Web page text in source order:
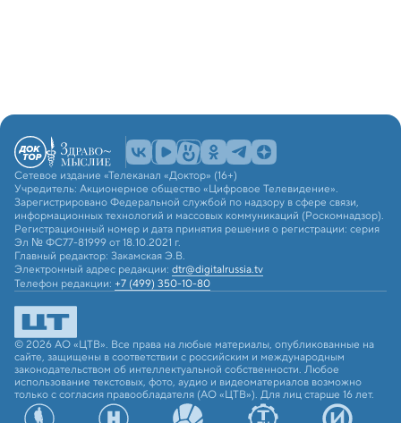
Сетевое издание «Телеканал «Доктор» (16+)
Учредитель: Акционерное общество «Цифровое Телевидение».
Зарегистрировано Федеральной службой по надзору в сфере связи,
информационных технологий и массовых коммуникаций (Роскомнадзор).
Регистрационный номер и дата принятия решения о регистрации: серия
Эл № ФС77-81999 от 18.10.2021 г.
Главный редактор: Закамская Э.В.
Электронный адрес редакции: dtr@digitalrussia.tv
Телефон редакции: +7 (499) 350-10-80
© 2026 АО «ЦТВ». Все права на любые материалы, опубликованные на
сайте, защищены в соответствии с российским и международным
законодательством об интеллектуальной собственности. Любое
использование текстовых, фото, аудио и видеоматериалов возможно
только с согласия правообладателя (АО «ЦТВ»). Для лиц старше 16 лет.